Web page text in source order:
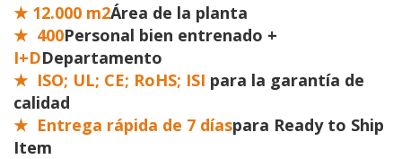
★ 12.000 m2Área de la planta
★ 400Personal bien entrenado +
I+DDepartamento
★ ISO; UL; CE; RoHS; ISI para la garantía de
calidad
★ Entrega rápida de 7 díaspara Ready to Ship
Item